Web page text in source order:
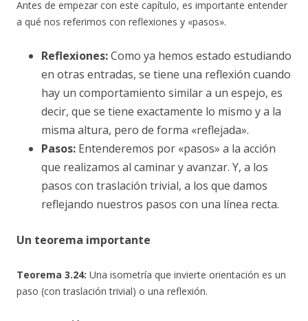
Antes de empezar con este capítulo, es importante entender
a qué nos referimos con reflexiones y «pasos».
Reflexiones:Como ya hemos estado estudiando
en otras entradas, se tiene una reflexión cuando
hay un comportamiento similar a un espejo, es
decir, que se tiene exactamente lo mismo y a la
misma altura, pero de forma «reflejada».
Pasos: Entenderemos por «pasos» a la acción
que realizamos al caminar y avanzar. Y, a los
pasos con traslación trivial, a los que damos
reflejando nuestros pasos con una línea recta.
Un teorema importante
Teorema 3.24: Una isometría que invierte orientación es un
paso (con traslación trivial) o una reflexión.